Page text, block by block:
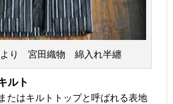
より 宮田織物 綿入れ半纏
ルト
たはキルトトップと呼ばれる表地